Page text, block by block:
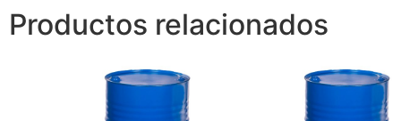
Productos relacionados